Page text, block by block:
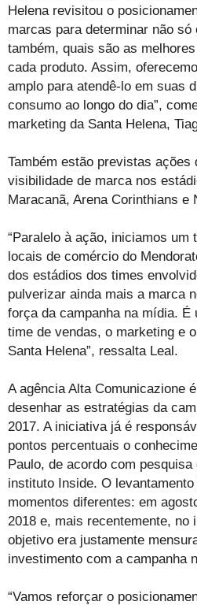
Helena revisitou o
marcas para determinar não
também, quais são as
cada produto. Assim,
amplo para atendê-lo em suas
consumo ao longo do dia”,
marketing da Santa Helena,
Também estão previstas ações
visibilidade de marca nos
Maracanã, Arena Corinthians e
“Paralelo à ação, iniciamos um
locais de comércio do
dos estádios dos times
pulverizar ainda mais a marca
força da campanha na mídia. É
time de vendas, o marketing e
Santa Helena”, ressalta Leal.
A agência Alta Comunicazione
desenhar as estratégias da
2017. A iniciativa já é
pontos percentuais o
Paulo, de acordo com
instituto Inside. O
momentos diferentes: em
2018 e, mais recentemente, no
objetivo era justamente
investimento com a campanha
“Vamos reforçar o